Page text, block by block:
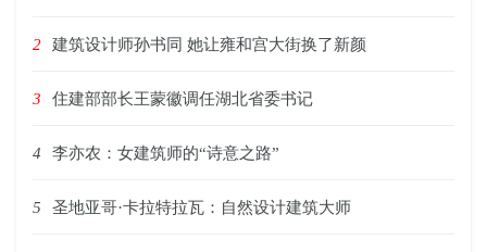
2 建筑设计师孙书同 她让雍和宫大街换了新颜
3 住建部部长王蒙徽调任湖北省委书记
4 李亦农：女建筑师的“诗意之路”
5 圣地亚哥·卡拉特拉瓦：自然设计建筑大师